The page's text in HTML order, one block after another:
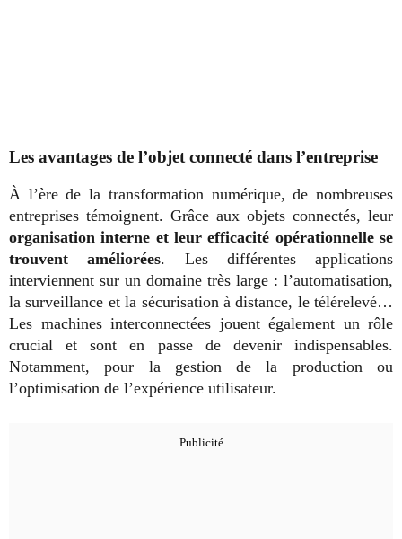
Les avantages de l’objet connecté dans l’entreprise
À l’ère de la transformation numérique, de nombreuses
entreprises témoignent. Grâce aux objets connectés, leur
organisation interne et leur efficacité opérationnelle se
trouvent améliorées. Les différentes applications
interviennent sur un domaine très large : l’automatisation,
la surveillance et la sécurisation à distance, le télérelevé…
Les machines interconnectées jouent également un rôle
crucial et sont en passe de devenir indispensables.
Notamment, pour la gestion de la production ou
l’optimisation de l’expérience utilisateur.